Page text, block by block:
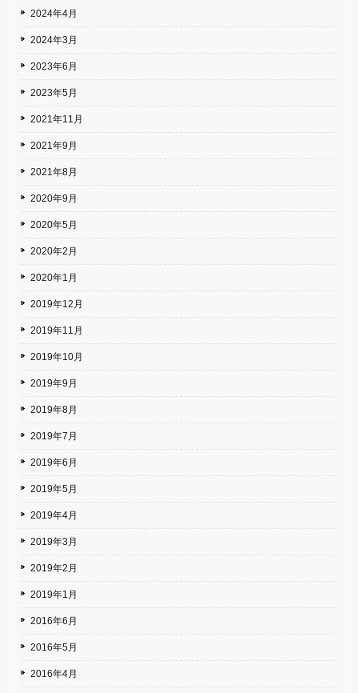
2024年4月
2024年3月
2023年6月
2023年5月
2021年11月
2021年9月
2021年8月
2020年9月
2020年5月
2020年2月
2020年1月
2019年12月
2019年11月
2019年10月
2019年9月
2019年8月
2019年7月
2019年6月
2019年5月
2019年4月
2019年3月
2019年2月
2019年1月
2016年6月
2016年5月
2016年4月